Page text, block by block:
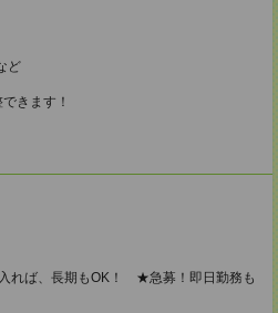
ど
きます！
れば、長期もOK！ ★急募！即日勤務も